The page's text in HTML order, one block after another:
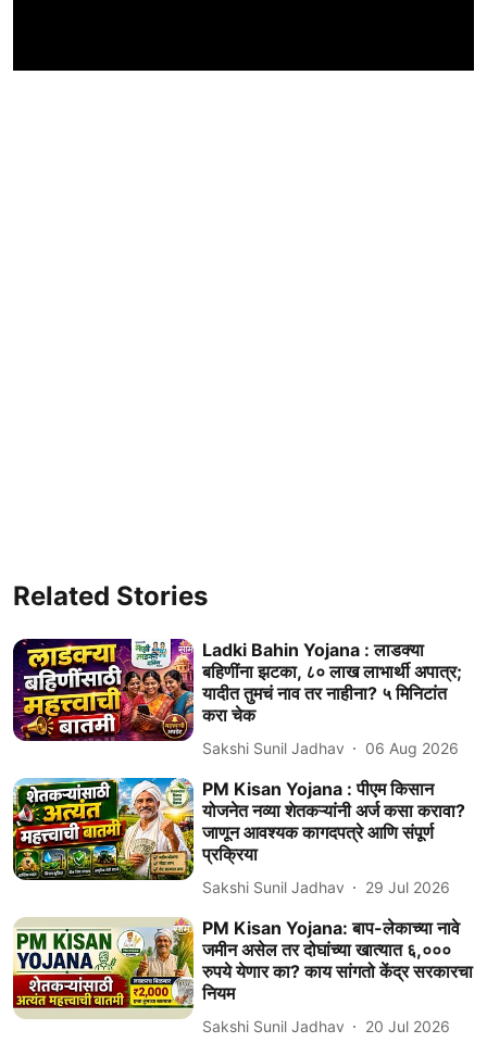
Related Stories
Ladki Bahin Yojana : लाडक्या
बहिणींना झटका, ८० लाख लाभार्थी अपात्र;
यादीत तुमचं नाव तर नाहीना? ५ मिनिटांत
करा चेक
Sakshi Sunil Jadhav 06 Aug 2026
PM Kisan Yojana : पीएम किसान
योजनेत नव्या शेतकऱ्यांनी अर्ज कसा करावा?
जाणून आवश्यक कागदपत्रे आणि संपूर्ण
प्रक्रिया
Sakshi Sunil Jadhav 29 Jul 2026
PM Kisan Yojana: बाप-लेकाच्या नावे
जमीन असेल तर दोघांच्या खात्यात ६,०००
रुपये येणार का? काय सांगतो केंद्र सरकारचा
नियम
Sakshi Sunil Jadhav 20 Jul 2026